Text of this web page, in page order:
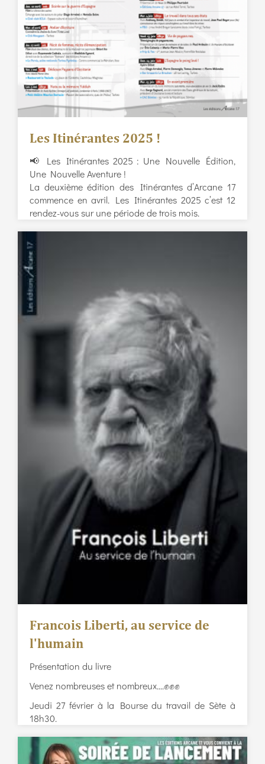
Les Itinérantes 2025 !
📢 Les Itinérantes 2025 : Une Nouvelle Édition,
Une Nouvelle Aventure !
La deuxième édition des Itinérantes d’Arcane 17
commence en avril. Les Itinérantes 2025 c’est 12
rendez-vous sur une période de trois mois.
Francois Liberti, au service de
l'humain
Présentation du livre
Venez nombreuses et nombreux....✊️✊️✊️
Jeudi 27 février à la Bourse du travail de Sète à
18h30.